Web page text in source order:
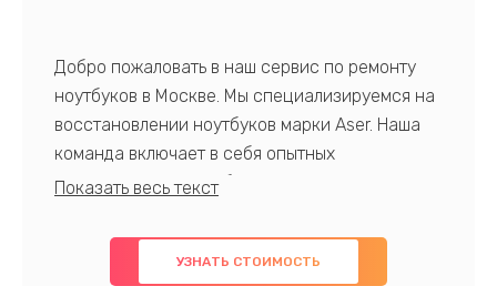
Добро пожаловать в наш сервис по ремонту
ноутбуков в Москве. Мы специализируемся на
восстановлении ноутбуков марки Aser. Наша
команда включает в себя опытных
профессионалов с обширными знаниями и
предлагаем быстрый и качественный ремонт с
использованием оригинальных компонентов, а
УЗНАТЬ СТОИМОСТЬ